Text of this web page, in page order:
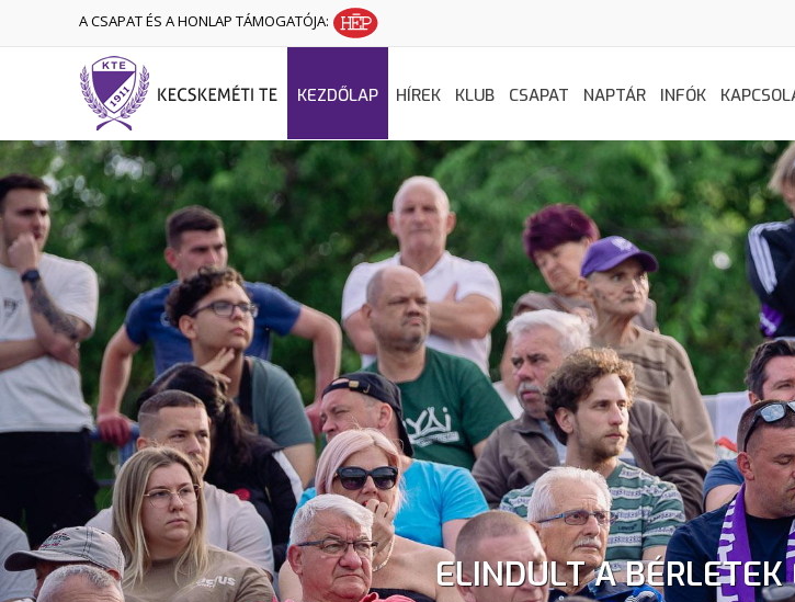
A CSAPAT ÉS A HONLAP TÁMOGATÓJA:
KEZDŐLAP HÍREK KLUB CSAPAT NAPTÁR INFÓK
ELINDULT A BÉRLETEK